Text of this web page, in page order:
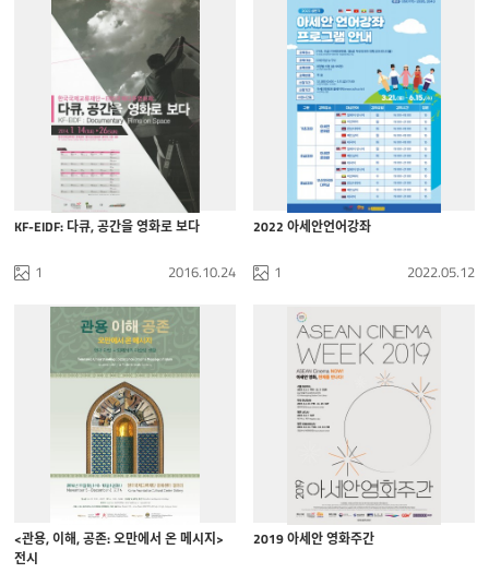
KF-EIDF: 다큐, 공간을 영화로 보다
1 2016.10.24
2022 아세안언어강좌
1 2022.05.12
<관용, 이해, 공존: 오만에서 온 메시지>
전시
2019 아세안 영화주간